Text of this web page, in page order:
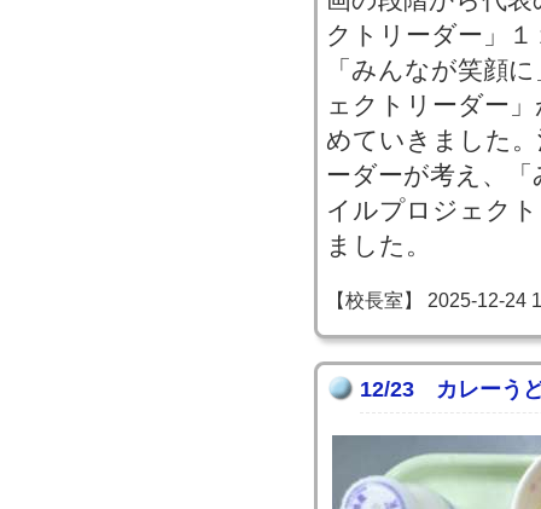
クトリーダー」
「みんなが笑顔
ェクトリーダー
めていきました
ーダーが考え、
イルプロジェク
ました。
【校長室】 2025-12-24
12/23 カレーう